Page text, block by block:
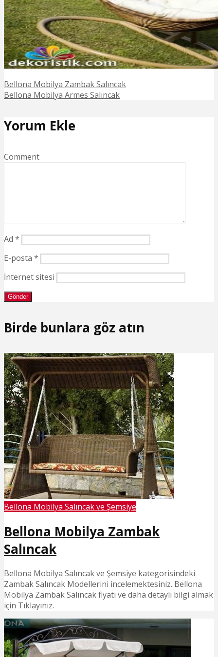
Bellona Mobilya Zambak Salıncak
Bellona Mobilya Armes Salıncak
Yorum Ekle
Comment
Ad *
E-posta *
İnternet sitesi
Birde bunlara göz atın
Bellona Mobilya Salıncak ve Şemsiye
Bellona Mobilya Zambak
Salıncak
Bellona Mobilya Salıncak ve Şemsiye kategorisindeki
Zambak Salıncak Modellerini incelemektesiniz. Bellona
Mobilya Zambak Salıncak fiyatı ve daha detaylı bilgi almak
için Tıklayınız.